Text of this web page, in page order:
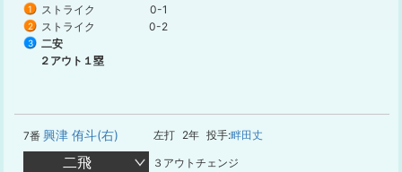
1 ストライク 0-1
2 ストライク 0-2
3
二安
２アウト１塁
7番 興津 侑斗(右) 左打 2年 投手:畔田丈
二飛 ３アウトチェンジ